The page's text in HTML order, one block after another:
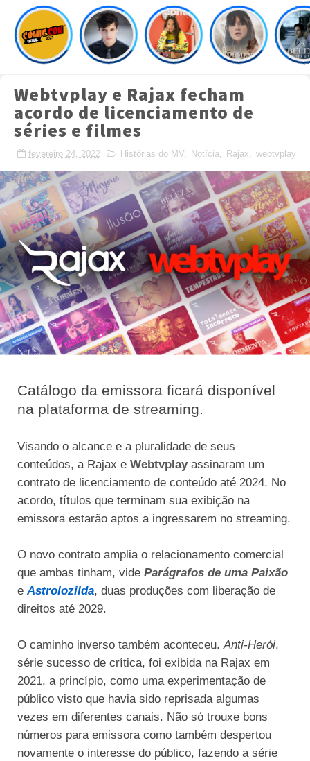
Webtvplay e Rajax fecham
acordo de licenciamento de
séries e filmes
fevereiro 24, 2022 Histórias do MV Notícia Rajax webtvplay
Catálogo da emissora ficará disponível
na plataforma de streaming.
Visando o alcance e a pluralidade de seus
conteúdos, a Rajax e Webtvplay assinaram um
contrato de licenciamento de conteúdo até 2024. No
acordo, títulos que terminam sua exibição na
emissora estarão aptos a ingressarem no streaming.
O novo contrato amplia o relacionamento comercial
que ambas tinham, vide Parágrafos de uma Paixão
eAstrolozilda, duas produções com liberação de
direitos até 2029.
O caminho inverso também aconteceu.Anti-Herói,
série sucesso de crítica, foi exibida na Rajax em
2021, a princípio, como uma experimentação de
público visto que havia sido reprisada algumas
vezes em diferentes canais. Não só trouxe bons
números para emissora como também despertou
novamente o interesse do público, fazendo a série
Crafted with byTemplatesYard| Distributed by
MyBloggerThemes